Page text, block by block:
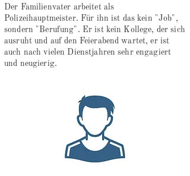
Der Familienvater arbeitet als
Polizeihauptmeister. Für ihn ist das kein "Job",
sondern "Berufung". Er ist kein Kollege, der sich
ausruht und auf den Feierabend wartet, er ist
auch nach vielen Dienstjahren sehr engagiert
und neugierig.